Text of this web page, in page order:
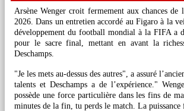
Arsène Wenger croit fermement aux chances de
2026. Dans un entretien accordé au Figaro à la
développement du football mondial à la FIFA a
pour le sacre final, mettant en avant la
Deschamps.
"Je les mets au-dessus des autres", a assuré
talents et Deschamps a de l’expérience."
possède une force particulière dans les fins de
minutes de la fin, tu perds le match. La